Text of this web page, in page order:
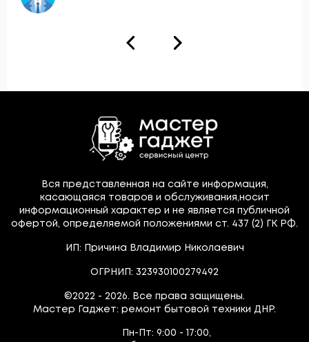
Вся представленная на сайте информация,
касающаяся товаров и обслуживания,носит
информационный характер и не является публичной
офертой, определяемой положениями ст. 437 (2) ГК РФ.
ИП: Причина Владимир Николаевич
ОГРНИП: 323930100279492
©2022 - 2026. Все права защищены.
Мастер Гаджет: ремонт бытовой техники ДНР.
Пн-Пт: 9:00 - 17:00,